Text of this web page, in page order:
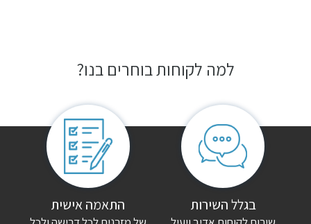
למה לקוחות בוחרים בנו?
בגלל השירות התאמה אישית